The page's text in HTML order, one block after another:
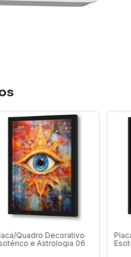
Quadro Decorativo
e Astrologia 06